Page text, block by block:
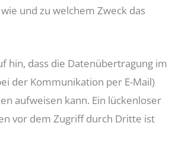
und zu welchem Zweck das
hin, dass die Datenübertragung im
der Kommunikation per E-Mail)
aufweisen kann. Ein lückenloser
vor dem Zugriff durch Dritte ist